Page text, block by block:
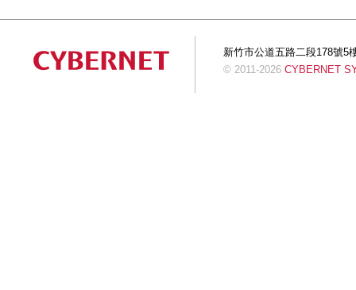
新竹市公道五路二段178號5
© 2011-2026 CYBERNET